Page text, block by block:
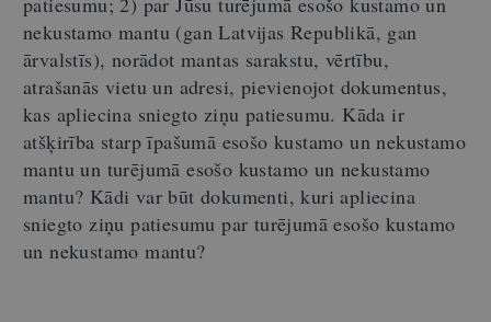
nekustamo mantu (gan Latvijas Republikā, gan
ārvalstīs), norādot mantas sarakstu, vērtību,
atrašanās vietu un adresi, pievienojot dokumentus,
kas apliecina sniegto ziņu patiesumu. Kāda ir
atšķirība starp īpašumā esošo kustamo un nekustamo
mantu un turējumā esošo kustamo un nekustamo
mantu? Kādi var būt dokumenti, kuri apliecina
sniegto ziņu patiesumu par turējumā esošo kustamo
un nekustamo mantu?